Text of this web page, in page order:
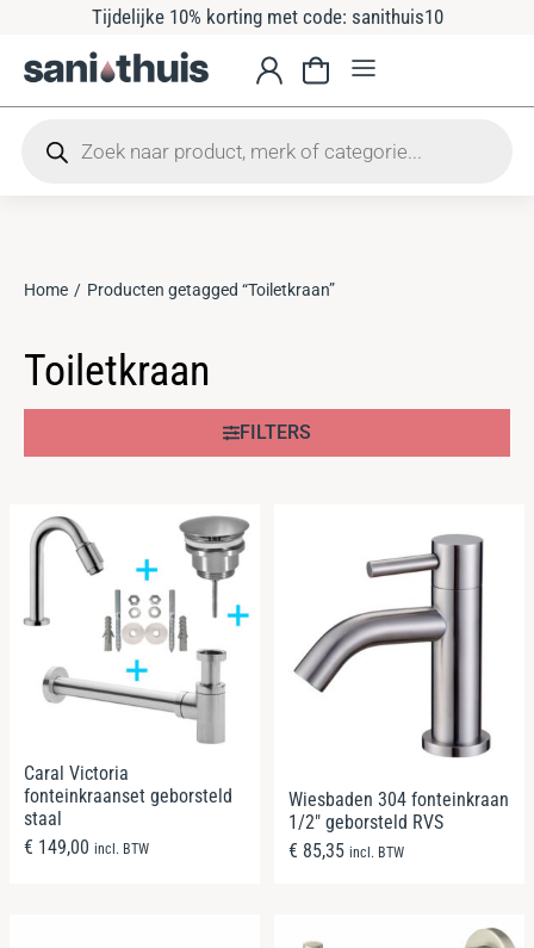
Tijdelijke 10% korting met code: sanithuis10
Je bent hier:
Home Producten getagged “Toiletkraan”
Toiletkraan
FILTERS
Caral Victoria
fonteinkraanset geborsteld
staal
€ 149,00 incl. BTW
Wiesbaden 304 fonteinkraan
1/2″ geborsteld RVS
€ 85,35 incl. BTW